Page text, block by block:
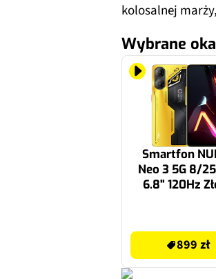
kolosalnej
Wybrane
Smartfon
Neo 3 5G 8/
6.8" 120Hz
899 zł